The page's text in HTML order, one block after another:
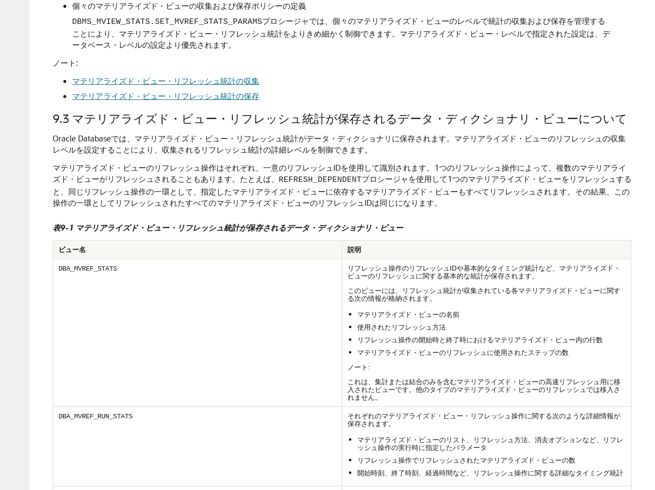
個々のマテリアライズド・ビューの収集および保存ポリシーの定義
DBMS_MVIEW_STATS.SET_MVREF_STATS_PARAMSプロシージャでは、個々のマテリアライズド・ビューのレベルで統計の収集および保存を管理する
ことにより、マテリアライズド・ビュー・リフレッシュ統計をよりきめ細かく制御できます。マテリアライズド・ビュー・レベルで指定された設定は、デ
ータベース・レベルの設定より優先されます。
ノート:
マテリアライズド・ビュー・リフレッシュ統計の収集
マテリアライズド・ビュー・リフレッシュ統計の保存
9.3 マテリアライズド・ビュー・リフレッシュ統計が保存されるデータ・ディクショナリ・ビューについて
Oracle Databaseでは、マテリアライズド・ビュー・リフレッシュ統計がデータ・ディクショナリに保存されます。マテリアライズド・ビューのリフレッシュの収集
レベルを設定することにより、収集されるリフレッシュ統計の詳細レベルを制御できます。
マテリアライズド・ビューのリフレッシュ操作はそれぞれ、一意のリフレッシュIDを使用して識別されます。1つのリフレッシュ操作によって、複数のマテリアライ
ズド・ビューがリフレッシュされることもあります。たとえば、
REFRESH_DEPENDENTプロシージャを使用して1つのマテリアライズド・ビューをリフレッシュする
と、同じリフレッシュ操作の一環として、指定したマテリアライズド・ビューに依存するマテリアライズド・ビューもすべてリフレッシュされます。その結果、この
操作の一環としてリフレッシュされたすべてのマテリアライズド・ビューのリフレッシュIDは同じになります。
表9-1 マテリアライズド・ビュー・リフレッシュ統計が保存されるデータ・ディクショナリ・ビュー
ビュー名 説明
DBA_MVREF_STATS
リフレッシュ操作のリフレッシュIDや基本的なタイミング統計など、マテリアライズド・
ビューのリフレッシュに関する基本的な統計が保存されます。
このビューには、リフレッシュ統計が収集されている各マテリアライズド・ビューに関す
る次の情報が格納されます。
マテリアライズド・ビューの名前
使用されたリフレッシュ方法
リフレッシュ操作の開始時と終了時におけるマテリアライズド・ビュー内の行数
マテリアライズド・ビューのリフレッシュに使用されたステップの数
ノート:
これは、集計または結合のみを含むマテリアライズド・ビューの高速リフレッシュ用に移
入されたビューです。他のタイプのマテリアライズド・ビューのリフレッシュでは移入さ
れません。
DBA_MVREF_RUN_STATS
それぞれのマテリアライズド・ビュー・リフレッシュ操作に関する次のような詳細情報が
保存されます。
マテリアライズド・ビューのリスト、リフレッシュ方法、消去オプションなど、リフレ
ッシュ操作の実行時に指定したパラメータ
リフレッシュ操作でリフレッシュされたマテリアライズド・ビューの数
開始時刻、終了時刻、経過時間など、リフレッシュ操作に関する詳細なタイミング統計